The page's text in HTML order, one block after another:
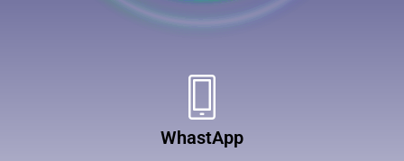
WhastApp